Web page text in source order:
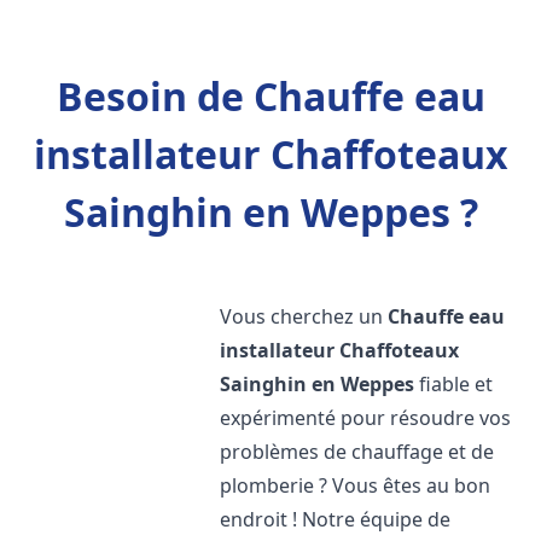
Besoin de Chauffe eau
installateur Chaffoteaux
Sainghin en Weppes ?
Vous cherchez un Chauffe eau
installateur Chaffoteaux
Sainghin en Weppesfiable et
expérimenté pour résoudre vos
problèmes de chauffage et de
plomberie ? Vous êtes au bon
endroit ! Notre équipe de